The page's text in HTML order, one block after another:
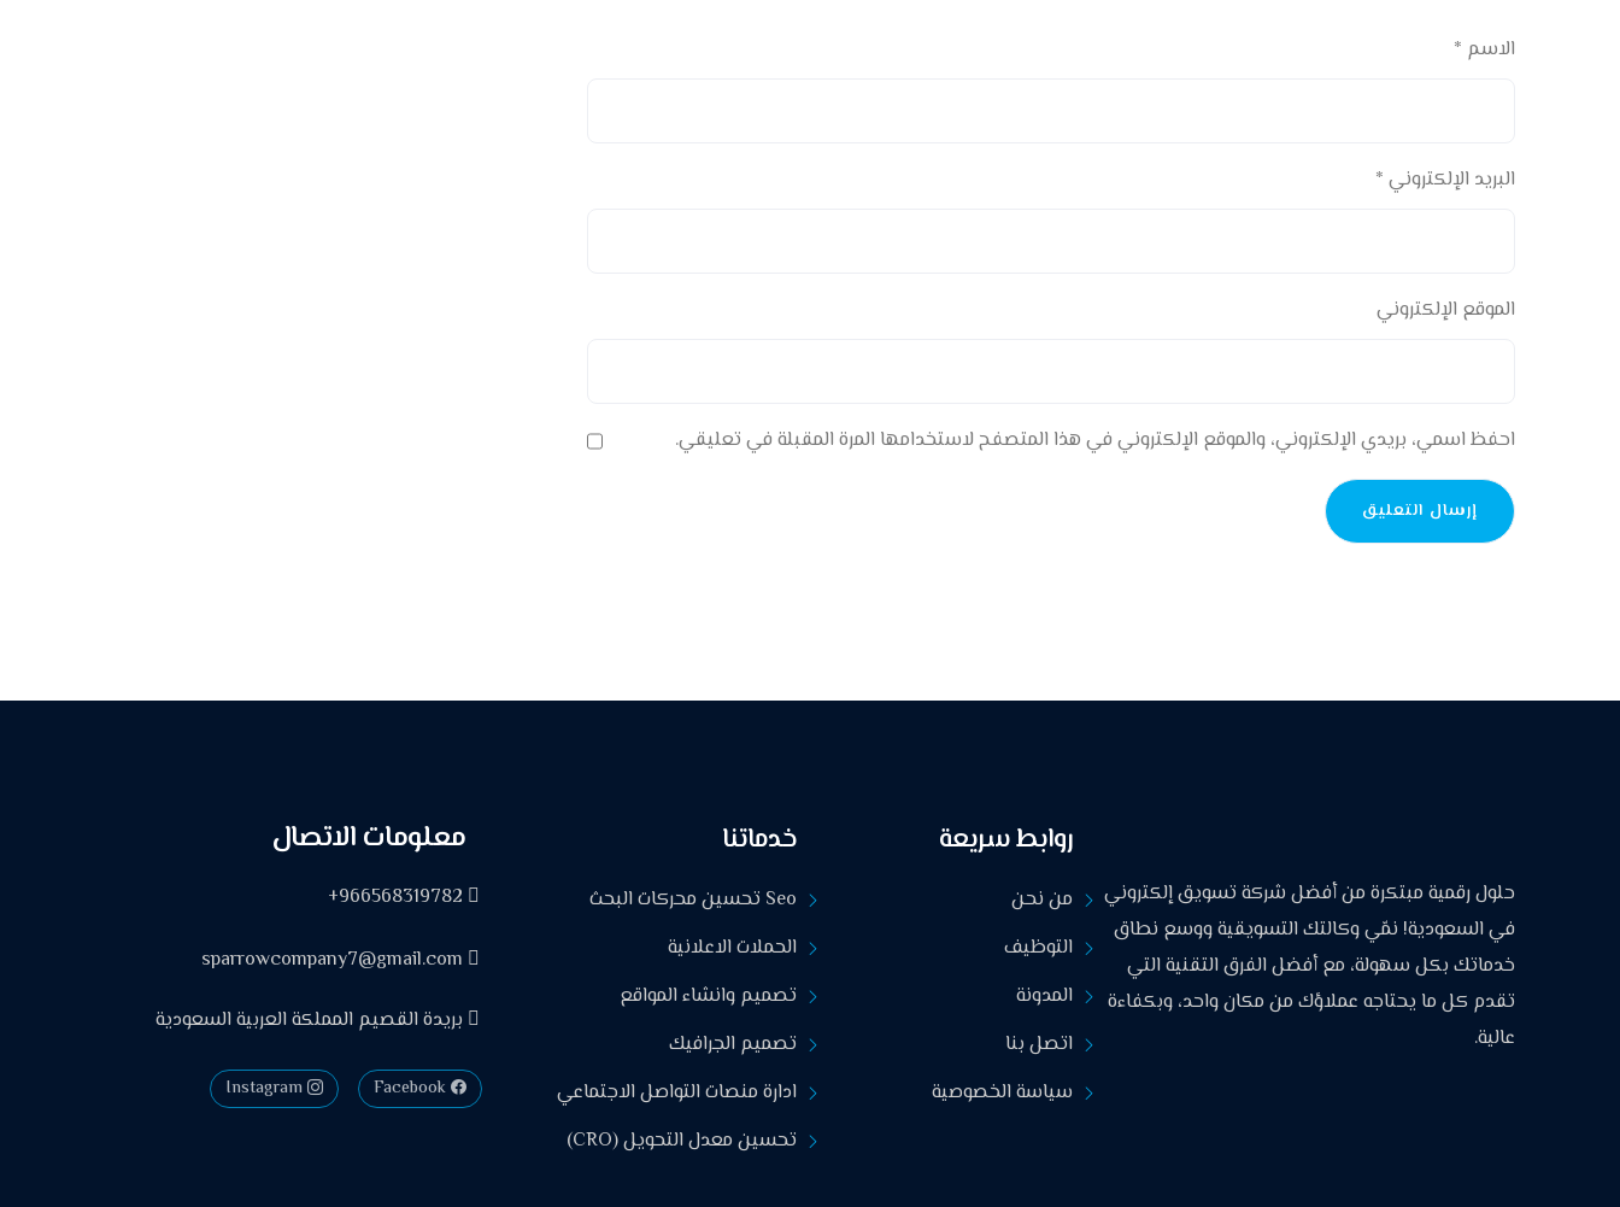
الاسم *
البريد الإلكتروني *
الموقع الإلكتروني
احفظ اسمي، بريدي الإلكتروني، والموقع الإلكتروني في هذا المتصفح لاستخدامها المرة المقبلة في تعليقي.
حلول رقمية مبتكرة من أفضل شركة تسويق إلكتروني
في السعودية! نمّي وكالتك التسويقية ووسع نطاق
خدماتك بكل سهولة، مع أفضل الفرق التقنية التي
تقدم كل ما يحتاجه عملاؤك من مكان واحد، وبكفاءة
عالية.
روابط سريعة
من نحن
التوظيف
المدونة
اتصل بنا
سياسة الخصوصية
خدماتنا
Seo تحسين محركات البحث
الحملات الاعلانية
تصميم وانشاء المواقع
تصميم الجرافيك
ادارة منصات التواصل الاجتماعي
تحسين معدل التحويل (CRO)
معلومات الاتصال
sparrowcompany7@gmail.com
بريدة القصيم المملكة العربية السعودية
Facebook
Instagram